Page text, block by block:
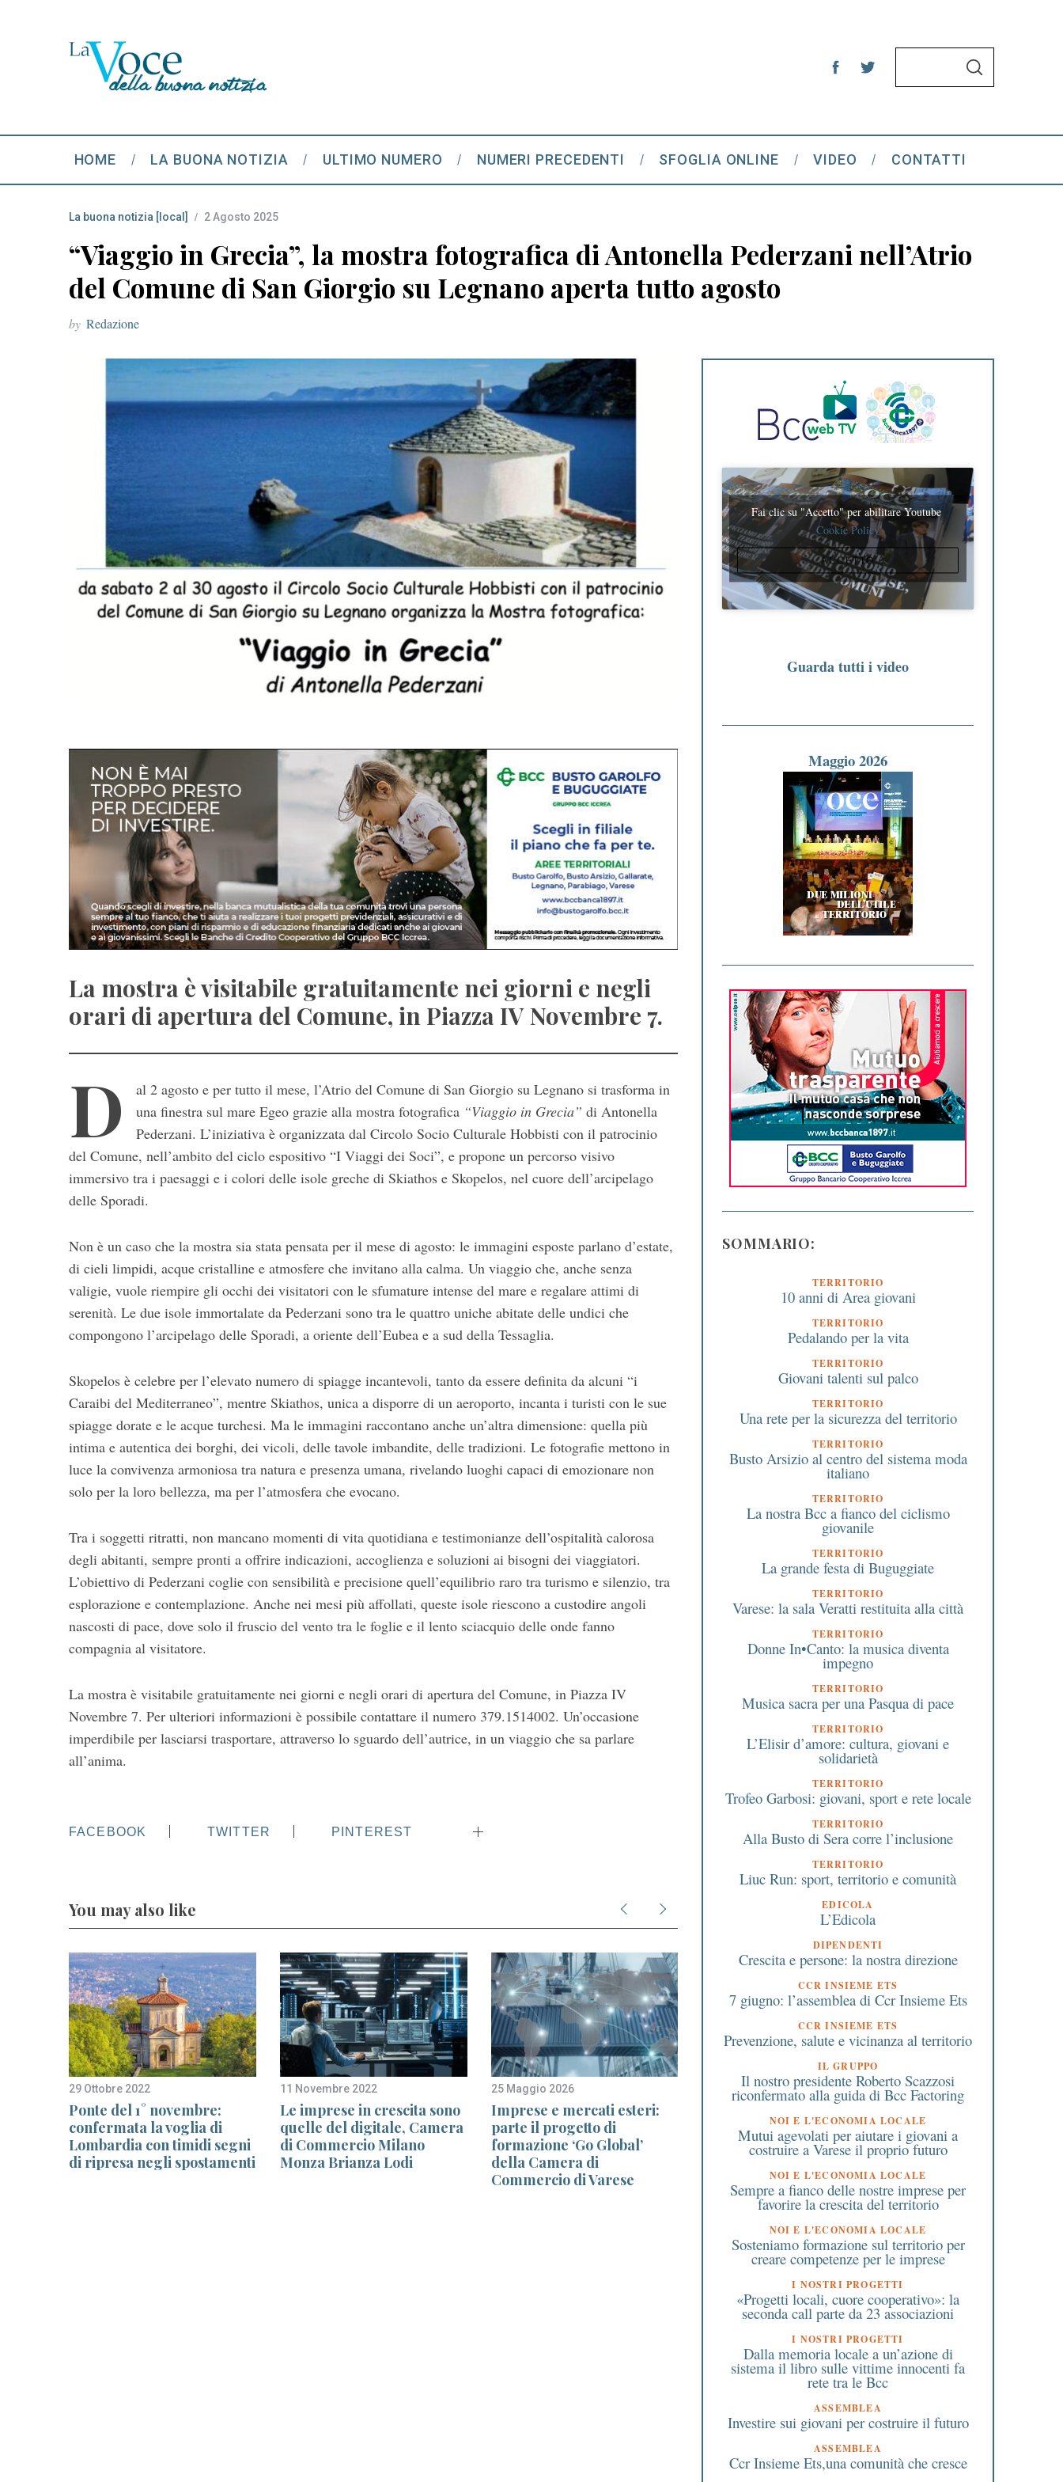
h
f
S
HOME LA BUONA NOTIZIA ULTIMO NUMERO NUMERI PRECEDENTI SFOGLIA ONLINE VIDEO CONTATTI
La buona notizia [local] 2 Agosto 2025
“Viaggio in Grecia”, la mostra fotografica di Antonella Pederzani nell’Atrio
del Comune di San Giorgio su Legnano aperta tutto agosto
by Redazione
La mostra è visitabile gratuitamente nei giorni e negli
orari di apertura del Comune, in Piazza IV Novembre 7.
D
al 2 agosto e per tutto il mese, l’Atrio del Comune di San Giorgio su Legnano si trasforma in
una finestra sul mare Egeo grazie alla mostra fotografica “Viaggio in Grecia” di Antonella
Pederzani. L’iniziativa è organizzata dal Circolo Socio Culturale Hobbisti con il patrocinio
del Comune, nell’ambito del ciclo espositivo “I Viaggi dei Soci”, e propone un percorso visivo
immersivo tra i paesaggi e i colori delle isole greche di Skiathos e Skopelos, nel cuore dell’arcipelago
delle Sporadi.
Non è un caso che la mostra sia stata pensata per il mese di agosto: le immagini esposte parlano d’estate,
di cieli limpidi, acque cristalline e atmosfere che invitano alla calma. Un viaggio che, anche senza
valigie, vuole riempire gli occhi dei visitatori con le sfumature intense del mare e regalare attimi di
serenità. Le due isole immortalate da Pederzani sono tra le quattro uniche abitate delle undici che
compongono l’arcipelago delle Sporadi, a oriente dell’Eubea e a sud della Tessaglia.
Skopelos è celebre per l’elevato numero di spiagge incantevoli, tanto da essere definita da alcuni “i
Caraibi del Mediterraneo”, mentre Skiathos, unica a disporre di un aeroporto, incanta i turisti con le sue
spiagge dorate e le acque turchesi. Ma le immagini raccontano anche un’altra dimensione: quella più
intima e autentica dei borghi, dei vicoli, delle tavole imbandite, delle tradizioni. Le fotografie mettono in
luce la convivenza armoniosa tra natura e presenza umana, rivelando luoghi capaci di emozionare non
solo per la loro bellezza, ma per l’atmosfera che evocano.
Tra i soggetti ritratti, non mancano momenti di vita quotidiana e testimonianze dell’ospitalità calorosa
degli abitanti, sempre pronti a offrire indicazioni, accoglienza e soluzioni ai bisogni dei viaggiatori.
L’obiettivo di Pederzani coglie con sensibilità e precisione quell’equilibrio raro tra turismo e silenzio, tra
esplorazione e contemplazione. Anche nei mesi più affollati, queste isole riescono a custodire angoli
nascosti di pace, dove solo il fruscio del vento tra le foglie e il lento sciacquio delle onde fanno
compagnia al visitatore.
La mostra è visitabile gratuitamente nei giorni e negli orari di apertura del Comune, in Piazza IV
Novembre 7. Per ulteriori informazioni è possibile contattare il numero 379.1514002. Un’occasione
imperdibile per lasciarsi trasportare, attraverso lo sguardo dell’autrice, in un viaggio che sa parlare
all’anima.
FACEBOOK TWITTER PINTEREST
You may also like
29 Ottobre 2022
Ponte del 1° novembre:
confermata la voglia di
Lombardia con timidi segni
di ripresa negli spostamenti
11 Novembre 2022
Le imprese in crescita sono
quelle del digitale, Camera
di Commercio Milano
Monza Brianza Lodi
25 Maggio 2026
Imprese e mercati esteri:
parte il progetto di
formazione ‘Go Global’
della Camera di
Commercio di Varese
19 Settembre 2019
Centralina per monitorare
l’Olona al ponte Cascinette
realizzata dagli studenti di
19 Maggio 2017
La Bcc di Busto
Buguggiate in
per guardare al
Fai clic su "Accetto" per abilitare Youtube
Cookie Policy
ACCETTO
Guarda tutti i video
Maggio 2026
SOMMARIO:
TERRITORIO
10 anni di Area giovani
TERRITORIO
Pedalando per la vita
TERRITORIO
Giovani talenti sul palco
TERRITORIO
Una rete per la sicurezza del territorio
TERRITORIO
Busto Arsizio al centro del sistema moda
italiano
TERRITORIO
La nostra Bcc a fianco del ciclismo
giovanile
TERRITORIO
La grande festa di Buguggiate
TERRITORIO
Varese: la sala Veratti restituita alla città
TERRITORIO
Donne In•Canto: la musica diventa
impegno
TERRITORIO
Musica sacra per una Pasqua di pace
TERRITORIO
L’Elisir d’amore: cultura, giovani e
solidarietà
TERRITORIO
Trofeo Garbosi: giovani, sport e rete locale
TERRITORIO
Alla Busto di Sera corre l’inclusione
TERRITORIO
Liuc Run: sport, territorio e comunità
EDICOLA
L’Edicola
DIPENDENTI
Crescita e persone: la nostra direzione
CCR INSIEME ETS
7 giugno: l’assemblea di Ccr Insieme Ets
CCR INSIEME ETS
Prevenzione, salute e vicinanza al territorio
IL GRUPPO
Il nostro presidente Roberto Scazzosi
riconfermato alla guida di Bcc Factoring
NOI E L'ECONOMIA LOCALE
Mutui agevolati per aiutare i giovani a
costruire a Varese il proprio futuro
NOI E L'ECONOMIA LOCALE
Sempre a fianco delle nostre imprese per
favorire la crescita del territorio
NOI E L'ECONOMIA LOCALE
Sosteniamo formazione sul territorio per
creare competenze per le imprese
I NOSTRI PROGETTI
«Progetti locali, cuore cooperativo»: la
seconda call parte da 23 associazioni
I NOSTRI PROGETTI
Dalla memoria locale a un’azione di
sistema il libro sulle vittime innocenti fa
rete tra le Bcc
ASSEMBLEA
Investire sui giovani per costruire il futuro
ASSEMBLEA
Ccr Insieme Ets,una comunità che cresce
e
a
r
h
f